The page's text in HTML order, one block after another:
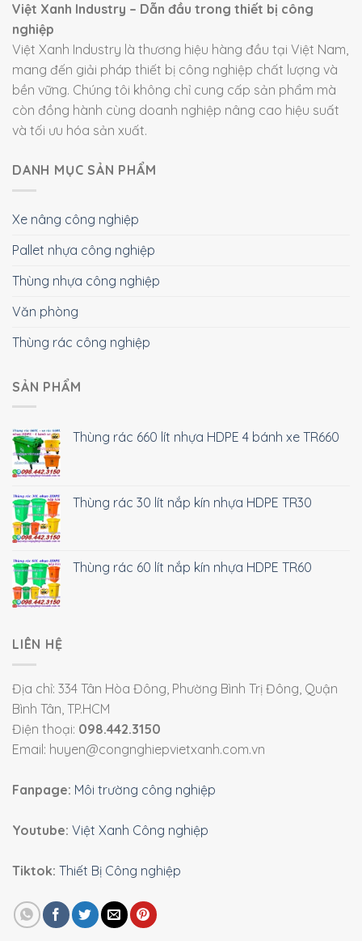
Việt Xanh Industry – Dẫn đầu trong thiết bị công
nghiệp
Việt Xanh Industry là thương hiệu hàng đầu tại Việt Nam,
mang đến giải pháp thiết bị công nghiệp chất lượng và
bền vững. Chúng tôi không chỉ cung cấp sản phẩm mà
còn đồng hành cùng doanh nghiệp nâng cao hiệu suất
và tối ưu hóa sản xuất.
DANH MỤC SẢN PHẨM
Xe nâng công nghiệp
Pallet nhựa công nghiệp
Thùng nhựa công nghiệp
Văn phòng
Thùng rác công nghiệp
SẢN PHẨM
Thùng rác 660 lít nhựa HDPE 4 bánh xe TR660
Thùng rác 30 lít nắp kín nhựa HDPE TR30
Thùng rác 60 lít nắp kín nhựa HDPE TR60
LIÊN HỆ
Địa chỉ: 334 Tân Hòa Đông, Phường Bình Trị Đông, Quận
Bình Tân, TP.HCM
Điện thoại: 098.442.3150
Email: huyen@congnghiepvietxanh.com.vn
Fanpage: Môi trường công nghiệp
Youtube: Việt Xanh Công nghiệp
Tiktok: Thiết Bị Công nghiệp